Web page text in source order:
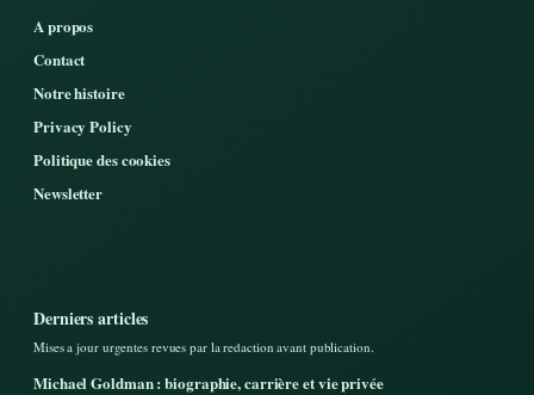
A propos
Contact
Notre histoire
Privacy Policy
Politique des cookies
Newsletter
Derniers articles
Mises a jour urgentes revues par la redaction avant publication.
Michael Goldman : biographie, carrière et vie privée